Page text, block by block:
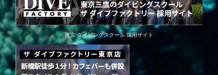
東京 ダイビングスクール 採用サイト